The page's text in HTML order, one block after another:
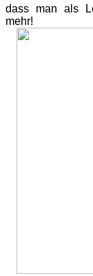
dass man als
mehr!